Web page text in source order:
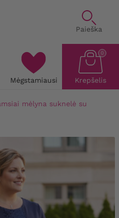
Paieška
Mėgstamiausi Krepšelis
0
mėlyna suknelė su